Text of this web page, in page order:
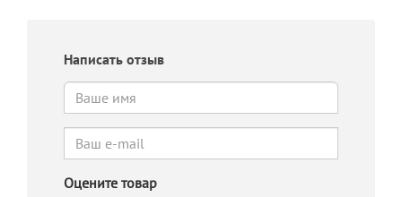
Написать отзыв
Оцените товар